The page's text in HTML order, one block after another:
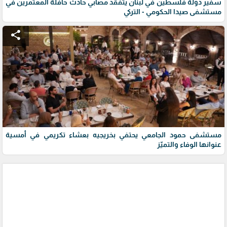
سفير دولة فلسطين في لبنان يتفقّد مصابي حادث حافلة المعتمرين في
مستشفى صيدا الحكومي - التركي
share
مستشفى حمود الجامعي يحتفي بخريجيه بعشاء تكريمي في أمسية
عنوانها الوفاء والتميّز